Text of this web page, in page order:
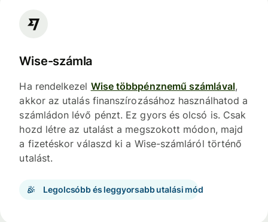
Wise-számla
Ha rendelkezel Wise többpénznemű számlával,
akkor az utalás finanszírozásához használhatod a
számládon lévő pénzt. Ez gyors és olcsó is. Csak
hozd létre az utalást a megszokott módon, majd
a fizetéskor válaszd ki a Wise-számláról történő
utalást.
Legolcsóbb és leggyorsabb utalási mód